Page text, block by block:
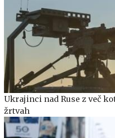
Ukrajinci nad Ruse z več
žrtvah